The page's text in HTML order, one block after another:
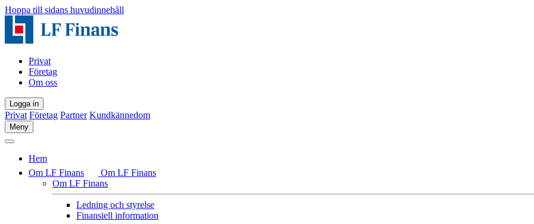
Hoppa till sidans huvudinnehåll
Privat
Företag
Om oss
Logga in
Privat Företag Partner Kundkännedom
Meny
Hem
Om LF Finans
Om LF Finans
Om LF Finans
Ledning och styrelse
Finansiell information